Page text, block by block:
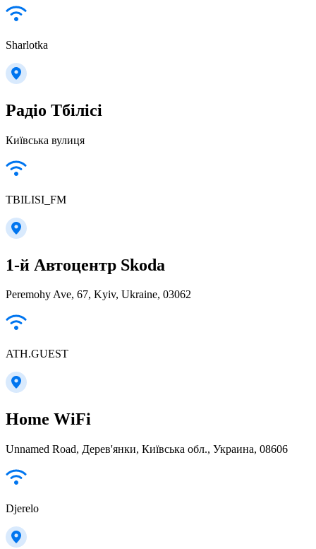
Sharlotka
Радіо Тбілісі
Київська вулиця
TBILISI_FM
1-й Автоцентр Skoda
Peremohy Ave, 67, Kyiv, Ukraine, 03062
ATH.GUEST
Home WiFi
Unnamed Road, Дерев'янки, Київська обл., Украина, 08606
Djerelo